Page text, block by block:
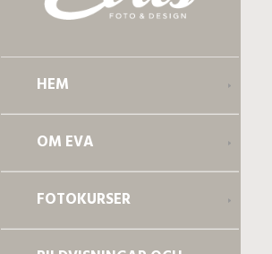
HEM
OM EVA
FOTOKURSER